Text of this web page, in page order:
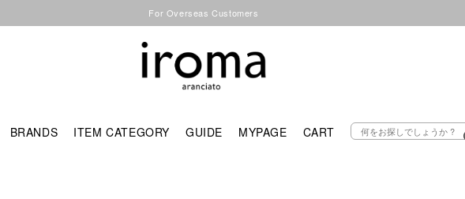
For Overseas Customers
BRANDS ITEM CATEGORY GUIDE MYPAGE CART